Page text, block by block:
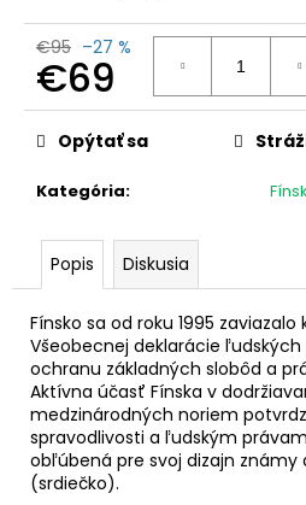
€95 –27 %
€69
Jednotková
cena:
Kategória:
Opýtať sa
Popis Diskusia
Fínsko sa od roku 1995 zaviazalo
Všeobecnej deklarácie
ochranu základných slobôd a
Aktívna účasť Fínska v
medzinárodných noriem
spravodlivosti a ľudským
obľúbená pre svoj dizajn známy
(srdiečko).
O
d
p
o
ú
e
2
EURO
SLOVENSKO
2026
-
FUTBAL
(KARTA